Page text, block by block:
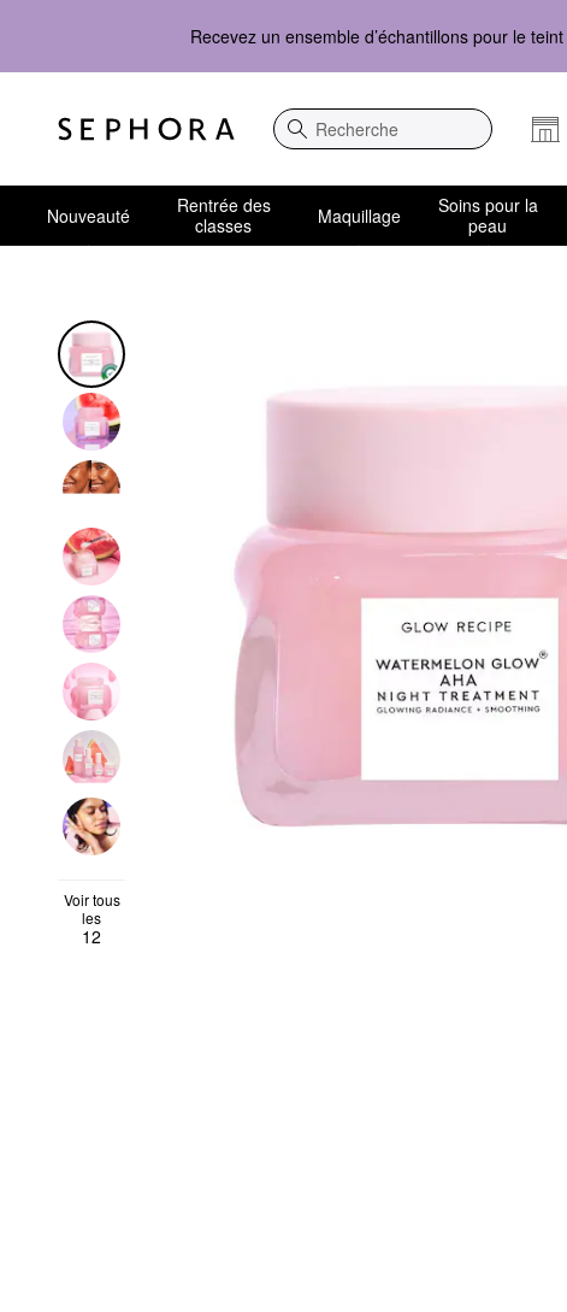
Recevez un ensemble d’échantillons pour le teint
Recherche
Nouveauté
Rentrée des
classes
Maquillage
Soins pour la
peau
Voir tous
les
12